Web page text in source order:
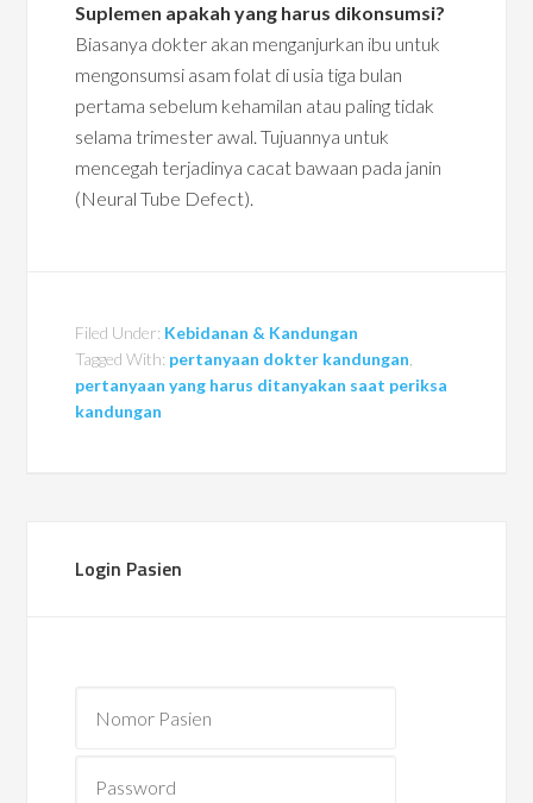
Suplemen apakah yang harus dikonsumsi?
Biasanya dokter akan menganjurkan ibu untuk
mengonsumsi asam folat di usia tiga bulan
pertama sebelum kehamilan atau paling tidak
selama trimester awal. Tujuannya untuk
mencegah terjadinya cacat bawaan pada janin
(Neural Tube Defect).
Filed Under: Kebidanan & Kandungan
Tagged With: pertanyaan dokter kandungan
pertanyaan yang harus ditanyakan saat periksa
kandungan
Login Pasien